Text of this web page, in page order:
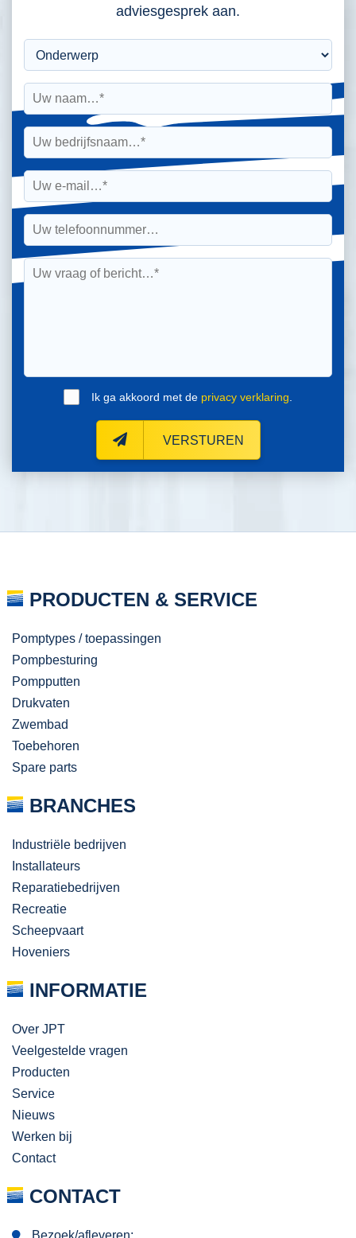
adviesgesprek aan.
Ik ga akkoord met de privacy verklaring
VERSTUREN
PRODUCTEN & SERVICE
Pomptypes / toepassingen
Pompbesturing
Pompputten
Drukvaten
Zwembad
Toebehoren
Spare parts
BRANCHES
Industriële bedrijven
Installateurs
Reparatiebedrijven
Recreatie
Scheepvaart
Hoveniers
INFORMATIE
Over JPT
Veelgestelde vragen
Producten
Service
Nieuws
Werken bij
Contact
CONTACT
Bezoek/afleveren: